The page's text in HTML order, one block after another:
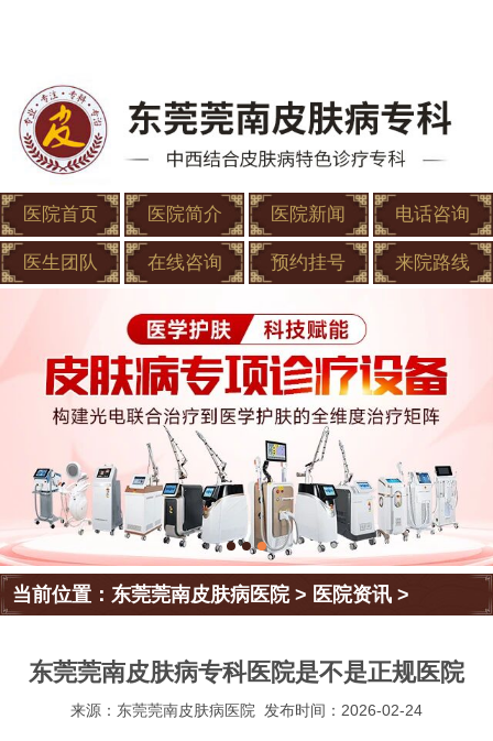
医院首页 医院简介 医院新闻 电话咨询
医生团队 在线咨询 预约挂号 来院路线
当前位置：东莞莞南皮肤病医院> 医院资讯 >
东莞莞南皮肤病专科医院是不是正规医院
来源：东莞莞南皮肤病医院 发布时间：2026-02-24